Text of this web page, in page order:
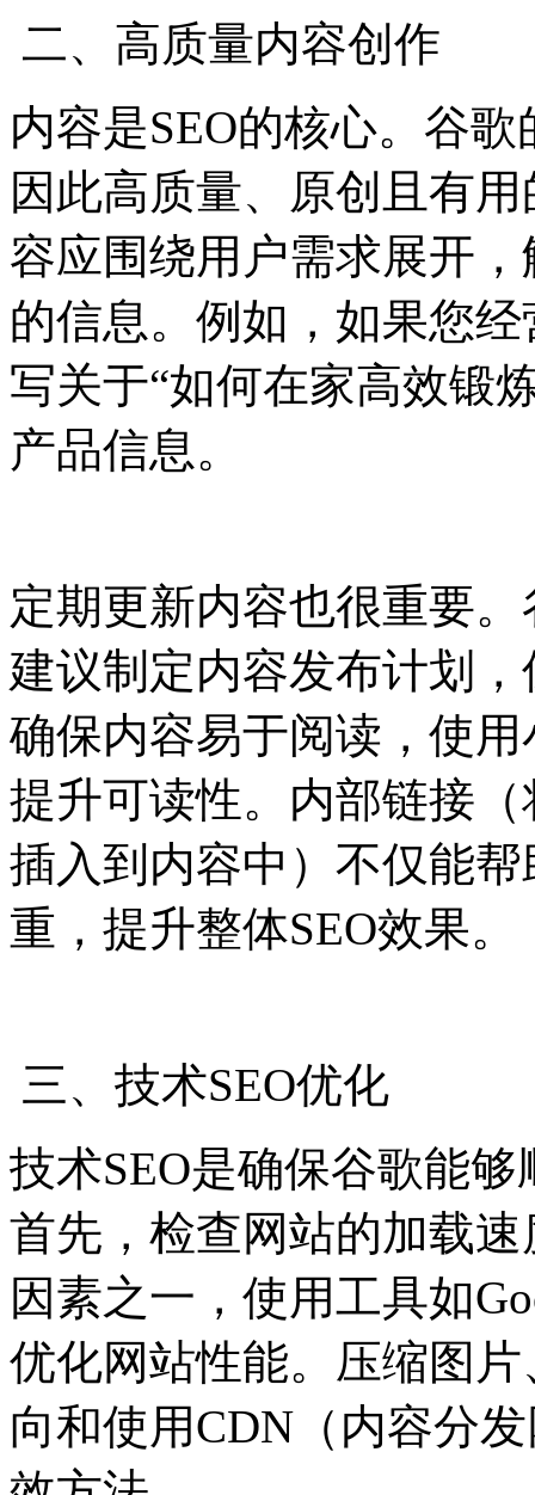
二、高质量内容创作
内容是SEO的核心。谷
因此高质量、原创且有
容应围绕用户需求展开
的信息。例如，如果您
写关于“如何在家高效锻
产品信息。
定期更新内容也很重要
建议制定内容发布计划
确保内容易于阅读，使
提升可读性。内部链接
插入到内容中）不仅能
重，提升整体SEO效果。
三、技术SEO优化
技术SEO是确保谷歌能
首先，检查网站的加载
因素之一，使用工具如
优化网站性能。压缩图
向和使用CDN（内容分